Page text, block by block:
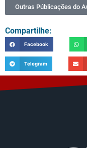
Outras Públicações do
Compartilhe:
Facebook
Telegram